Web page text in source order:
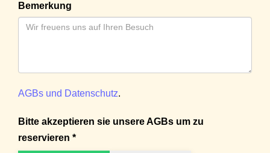
Bemerkung
AGBs und Datenschutz.
Bitte akzeptieren sie unsere AGBs um zu
reservieren *